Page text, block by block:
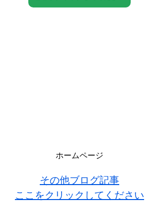
ホームページ
その他ブログ記事
ここをクリックしてください